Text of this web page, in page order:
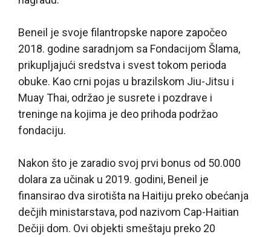
Beneil je svoje filantropske napore započeo
2018. godine saradnjom sa Fondacijom Šlama,
prikupljajući sredstva i svest tokom perioda
obuke. Kao crni pojas u brazilskom Jiu-Jitsu i
Muay Thai, održao je susrete i pozdrave i
treninge na kojima je deo prihoda podržao
fondaciju.
Nakon što je zaradio svoj prvi bonus od 50.000
dolara za učinak u 2019. godini, Beneil je
finansirao dva sirotišta na Haitiju preko obećanja
dečjih ministarstava, pod nazivom Cap-Haitian
Dečiji dom. Ovi objekti smeštaju preko 20